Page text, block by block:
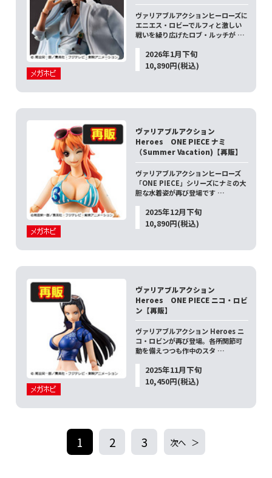
ヴァリアブルアクションヒーローズに
エニエス・ロビーでルフィと激しい
戦いを繰り広げたロブ・ルッチが …
2026年1月下旬
10,890円(税込)
ヴァリアブルアクション
Heroes ONE PIECE ナミ
（Summer Vacation)【再販】
ヴァリアブルアクションヒーローズ
「ONE PIECE」シリーズにナミの大
胆な水着姿が再び登場です …
2025年12月下旬
10,890円(税込)
ヴァリアブルアクション
Heroes ONE PIECE ニコ・ロビ
ン【再販】
ヴァリアブルアクション Heroes ニ
コ・ロビンが再び登場。各所関節可
動を備えつつも作中のスタ …
2025年11月下旬
10,450円(税込)
1 2 3 次へ